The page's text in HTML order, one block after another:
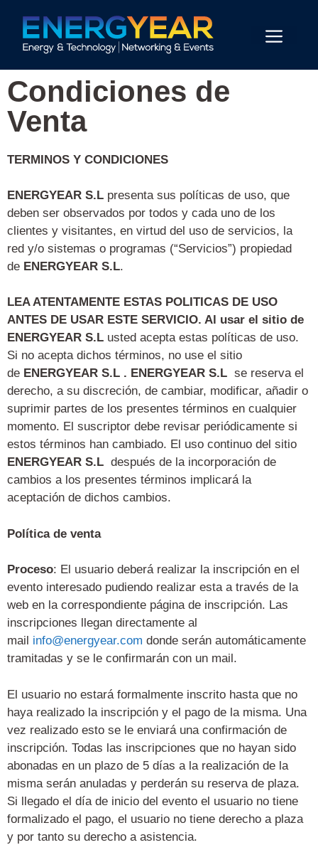
Condiciones de
Venta
TERMINOS Y CONDICIONES
ENERGYEAR S.L presenta sus políticas de uso, que
deben ser observados por todos y cada uno de los
clientes y visitantes, en virtud del uso de servicios, la
red y/o sistemas o programas (“Servicios”) propiedad
de ENERGYEAR S.L.
LEA ATENTAMENTE ESTAS POLITICAS DE USO
ANTES DE USAR ESTE SERVICIO. Al usar el sitio de
ENERGYEAR S.L usted acepta estas políticas de uso.
Si no acepta dichos términos, no use el sitio
de ENERGYEAR S.L . ENERGYEAR S.L se reserva el
derecho, a su discreción, de cambiar, modificar, añadir o
suprimir partes de los presentes términos en cualquier
momento. El suscriptor debe revisar periódicamente si
estos términos han cambiado. El uso continuo del sitio
ENERGYEAR S.L después de la incorporación de
cambios a los presentes términos implicará la
aceptación de dichos cambios.
Política de venta
Proceso: El usuario deberá realizar la inscripción en el
evento interesado pudiendo realizar esta a través de la
web en la correspondiente página de inscripción. Las
inscripciones llegan directamente al
mail info@energyear.com donde serán automáticamente
tramitadas y se le confirmarán con un mail.
El usuario no estará formalmente inscrito hasta que no
haya realizado la inscripción y el pago de la misma. Una
vez realizado esto se le enviará una confirmación de
inscripción. Todas las inscripciones que no hayan sido
abonadas en un plazo de 5 días a la realización de la
misma serán anuladas y perderán su reserva de plaza.
Si llegado el día de inicio del evento el usuario no tiene
formalizado el pago, el usuario no tiene derecho a plaza
y por tanto su derecho a asistencia.